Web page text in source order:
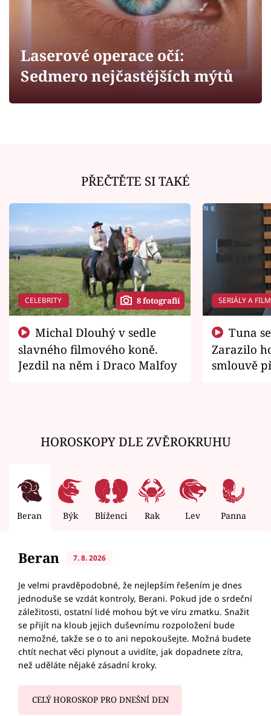
Filmový festival Karlovy Vary
Sledujte nás
Laserové operace očí:
Sedmero nejčastějších mýtů
PŘEČTĚTE SI TAKÉ
CELEBRITY 8 fotografií
slavného filmového koně.
Jezdil na něm i Draco Malfoy
SERIÁLY A
Zarazilo
smlouvě
HOROSKOPY DLE ZVĚROKRUHU
Beran Býk Blíženci Rak Lev Panna
Beran 7. 8. 2026
Je velmi pravděpodobné, že nejlepším řešením je dnes
jednoduše se vzdát kontroly, Berani. Pokud jde o srdeční
záležitosti, ostatní lidé mohou být ve víru zmatku. Snažit
se přijít na kloub jejich duševnímu rozpoložení bude
nemožné, takže se o to ani nepokoušejte. Možná budete
chtít nechat věci plynout a uvidíte, jak dopadnete zítra,
než uděláte nějaké zásadní kroky.
CELÝ HOROSKOP PRO DNEŠNÍ DEN